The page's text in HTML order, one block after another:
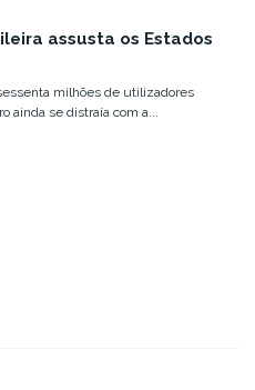
que
inovação no
assusta os Estados
ainda se distraía com a...